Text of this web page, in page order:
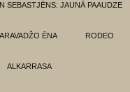
SEBASTJĒNS: JAUNĀ PAAUDZE
ĒNA RODEO
ALKARRASA